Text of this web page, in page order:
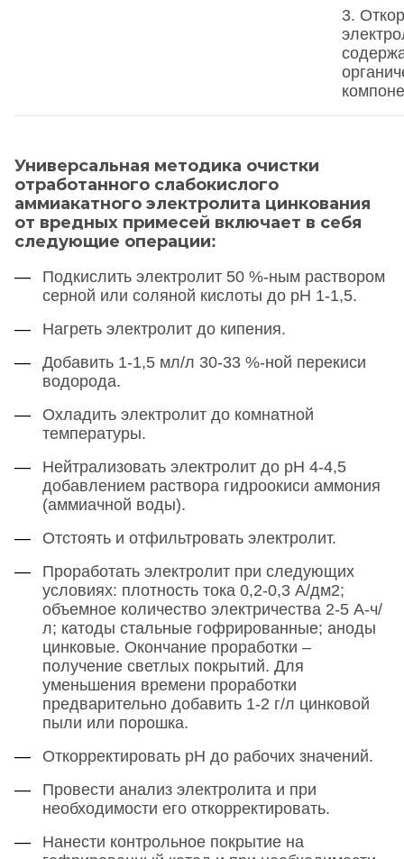
3.
Универсальная методика очистки
отработанного слабокислого
аммиакатного электролита цинкования
от вредных примесей включает в себя
следующие операции:
Подкислить электролит 50 %-ным раствором
серной или соляной кислоты до pH 1-1,5.
Нагреть электролит до кипения.
Добавить 1-1,5 мл/л 30-33 %-ной перекиси
водорода.
Охладить электролит до комнатной
температуры.
Нейтрализовать электролит до pH 4-4,5
добавлением раствора гидроокиси аммония
(аммиачной воды).
Отстоять и отфильтровать электролит.
Проработать электролит при следующих
условиях: плотность тока 0,2-0,3 А/дм2;
объемное количество электричества 2-5 А-ч/
л; катоды стальные гофрированные; аноды
цинковые. Окончание проработки –
получение светлых покрытий. Для
уменьшения времени проработки
предварительно добавить 1-2 г/л цинковой
пыли или порошка.
Откорректировать pH до рабочих значений.
Провести анализ электролита и при
необходимости его откорректировать.
Нанести контрольное покрытие на